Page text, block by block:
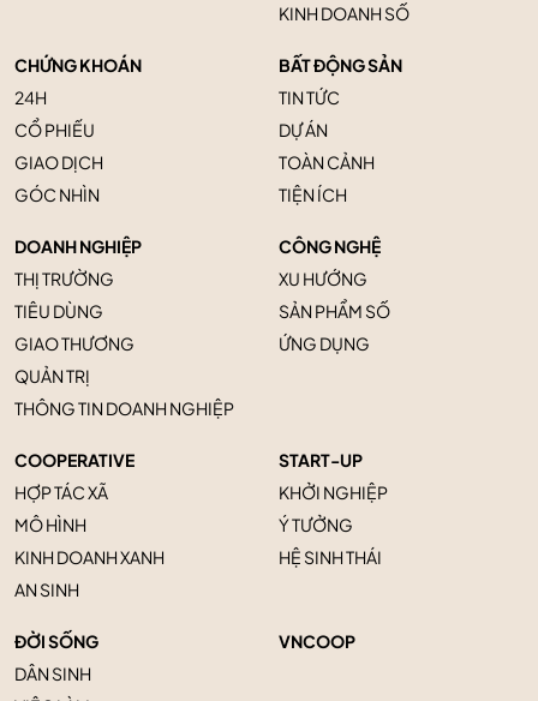
KINH DOANH SỐ
CHỨNG KHOÁN
24H
CỔ PHIẾU
GIAO DỊCH
GÓC NHÌN
BẤT ĐỘNG SẢN
TIN TỨC
DỰ ÁN
TOÀN CẢNH
TIỆN ÍCH
DOANH NGHIỆP
THỊ TRƯỜNG
TIÊU DÙNG
GIAO THƯƠNG
QUẢN TRỊ
THÔNG TIN DOANH NGHIỆP
CÔNG NGHỆ
XU HƯỚNG
SẢN PHẨM SỐ
ỨNG DỤNG
COOPERATIVE
HỢP TÁC XÃ
MÔ HÌNH
KINH DOANH XANH
AN SINH
START-UP
KHỞI NGHIỆP
Ý TƯỞNG
HỆ SINH THÁI
ĐỜI SỐNG
DÂN SINH
VNCOOP